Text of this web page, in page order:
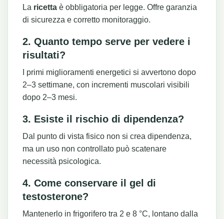
La ricetta è obbligatoria per legge. Offre garanzia
di sicurezza e corretto monitoraggio.
2. Quanto tempo serve per vedere i
risultati?
I primi miglioramenti energetici si avvertono dopo
2–3 settimane, con incrementi muscolari visibili
dopo 2–3 mesi.
3. Esiste il rischio di dipendenza?
Dal punto di vista fisico non si crea dipendenza,
ma un uso non controllato può scatenare
necessità psicologica.
4. Come conservare il gel di
testosterone?
Mantenerlo in frigorifero tra 2 e 8 °C, lontano dalla